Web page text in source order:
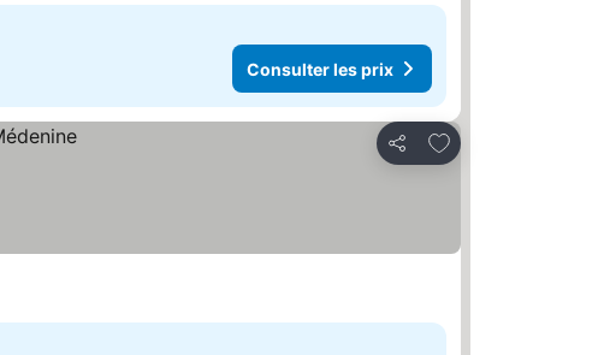
Consulter les prix
Partager
Ajouter à mes favoris